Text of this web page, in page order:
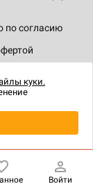
по согласию
Войти
куки.